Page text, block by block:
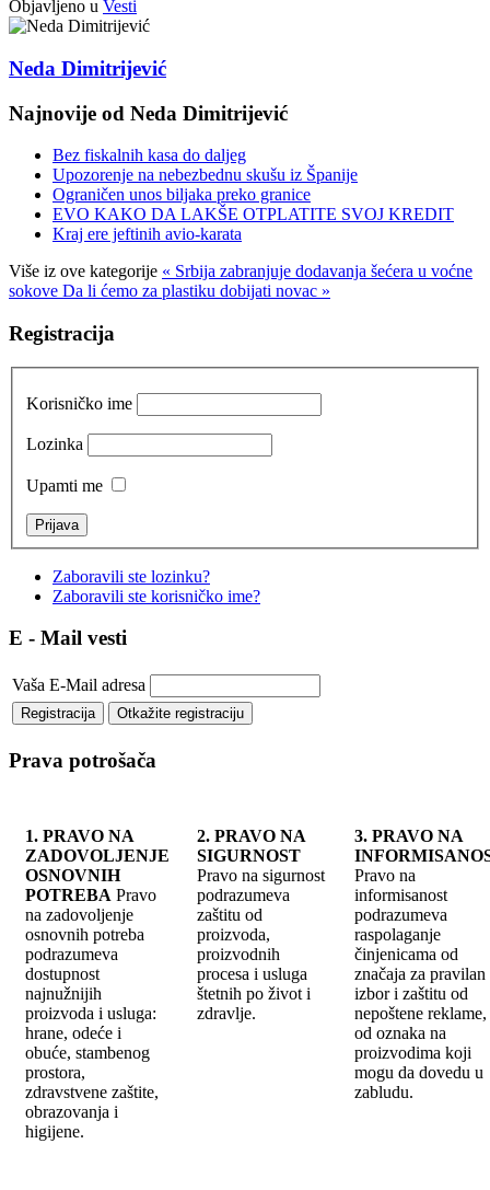
Objavljeno u Vesti
Neda Dimitrijević
Najnovije od Neda Dimitrijević
Bez fiskalnih kasa do daljeg
Upozorenje na nebezbednu skušu iz Španije
Ograničen unos biljaka preko granice
EVO KAKO DA LAKŠE OTPLATITE SVOJ KREDIT
Kraj ere jeftinih avio-karata
Više iz ove kategorije « Srbija zabranjuje dodavanja šećera u voćne
sokove Da li ćemo za plastiku dobijati novac »
Registracija
Korisničko ime
Lozinka
Upamti me
Zaboravili ste lozinku?
Zaboravili ste korisničko ime?
E - Mail vesti
Vaša E-Mail adresa
Prava potrošača
1. PRAVO NA
ZADOVOLJENJE
OSNOVNIH
POTREBA Pravo
na zadovoljenje
osnovnih potreba
podrazumeva
dostupnost
najnužnijih
proizvoda i usluga:
hrane, odeće i
obuće, stambenog
prostora,
zdravstvene zaštite,
obrazovanja i
higijene.
2. PRAVO NA
SIGURNOST
Pravo na sigurnost
podrazumeva
zaštitu od
proizvoda,
proizvodnih
procesa i usluga
štetnih po život i
zdravlje.
3. PRAVO NA
Pravo na
informisanost
podrazumeva
raspolaganje
činjenicama od
značaja za pravilan
izbor i zaštitu od
nepoštene
od oznaka na
proizvodima koji
mogu da dovedu u
zabludu.